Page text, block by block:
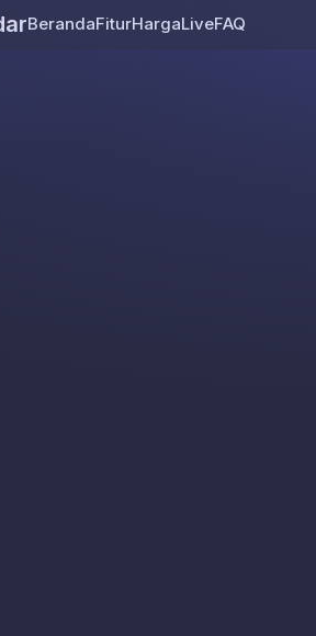
BerandaFiturHargaLiveFAQ